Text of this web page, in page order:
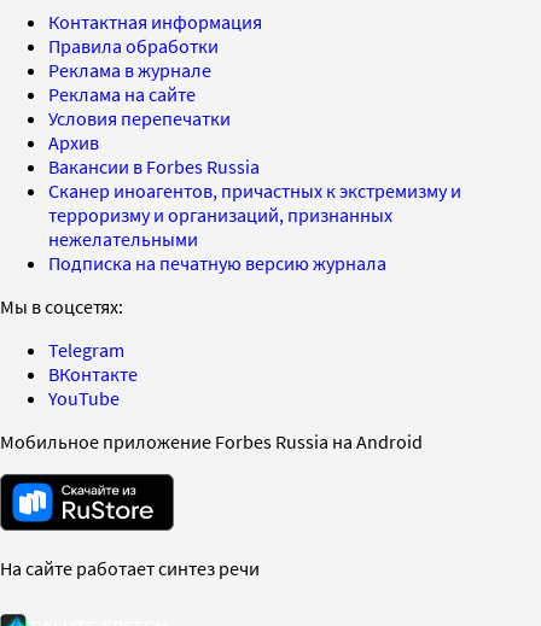
Контактная информация
Правила обработки
Реклама в журнале
Реклама на сайте
Условия перепечатки
Архив
Вакансии в Forbes Russia
Сканер иноагентов, причастных к экстремизму и
терроризму и организаций, признанных
нежелательными
Подписка на печатную версию журнала
Мы в соцсетях:
Telegram
ВКонтакте
YouTube
Мобильное приложение Forbes Russia на Android
На сайте работает синтез речи